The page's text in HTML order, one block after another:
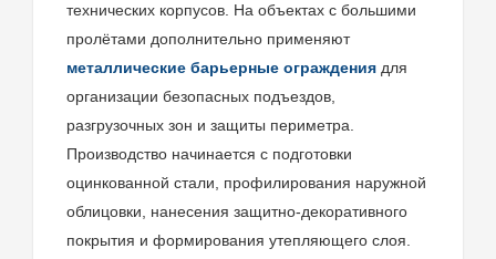
технических корпусов. На объектах с большими
пролётами дополнительно применяют
металлические барьерные ограждения для
организации безопасных подъездов,
разгрузочных зон и защиты периметра.
Производство начинается с подготовки
оцинкованной стали, профилирования наружной
облицовки, нанесения защитно-декоративного
покрытия и формирования утепляющего слоя.